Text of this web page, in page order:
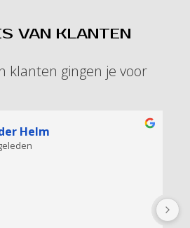
VAN KLANTEN
klanten gingen je voor